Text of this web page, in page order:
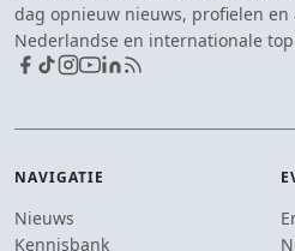
dag opnieuw nieuws, profielen
Nederlandse en internationale
NAVIGATIE
Nieuws
Kennisbank